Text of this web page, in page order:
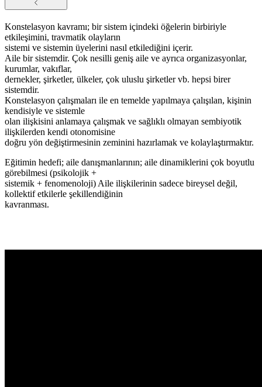
Konstelasyon kavramı; bir sistem içindeki öğelerin birbiriyle
etkileşimini, travmatik olayların
sistemi ve sistemin üyelerini nasıl etkilediğini içerir.
Aile bir sistemdir. Çok nesilli geniş aile ve ayrıca organizasyonlar,
kurumlar, vakıflar,
dernekler, şirketler, ülkeler, çok uluslu şirketler vb. hepsi birer
sistemdir.
Konstelasyon çalışmaları ile en temelde yapılmaya çalışılan, kişinin
kendisiyle ve sistemle
olan ilişkisini anlamaya çalışmak ve sağlıklı olmayan sembiyotik
ilişkilerden kendi otonomisine
doğru yön değiştirmesinin zeminini hazırlamak ve kolaylaştırmaktır.
Eğitimin hedefi; aile danışmanlarının; aile dinamiklerini çok boyutlu
görebilmesi (psikolojik +
sistemik + fenomenoloji) Aile ilişkilerinin sadece bireysel değil,
kollektif etkilerle şekillendiğinin
kavranması.